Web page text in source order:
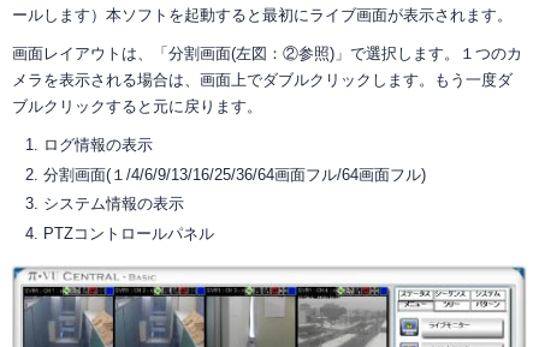
ールします）本ソフトを起動すると最初にライブ画面が表示されます。
画面レイアウトは、「分割画面(左図：②参照)」で選択します。１つのカ
メラを表示される場合は、画面上でダブルクリックします。もう一度ダ
ブルクリックすると元に戻ります。
ログ情報の表示
分割画面(１/4/6/9/13/16/25/36/64画面フル/64画面フル)
システム情報の表示
PTZコントロールパネル